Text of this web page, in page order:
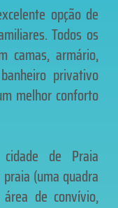
opção de
Todos os
camas, armário,
privativo
melhor conforto
de Praia
(uma quadra
de convívio,